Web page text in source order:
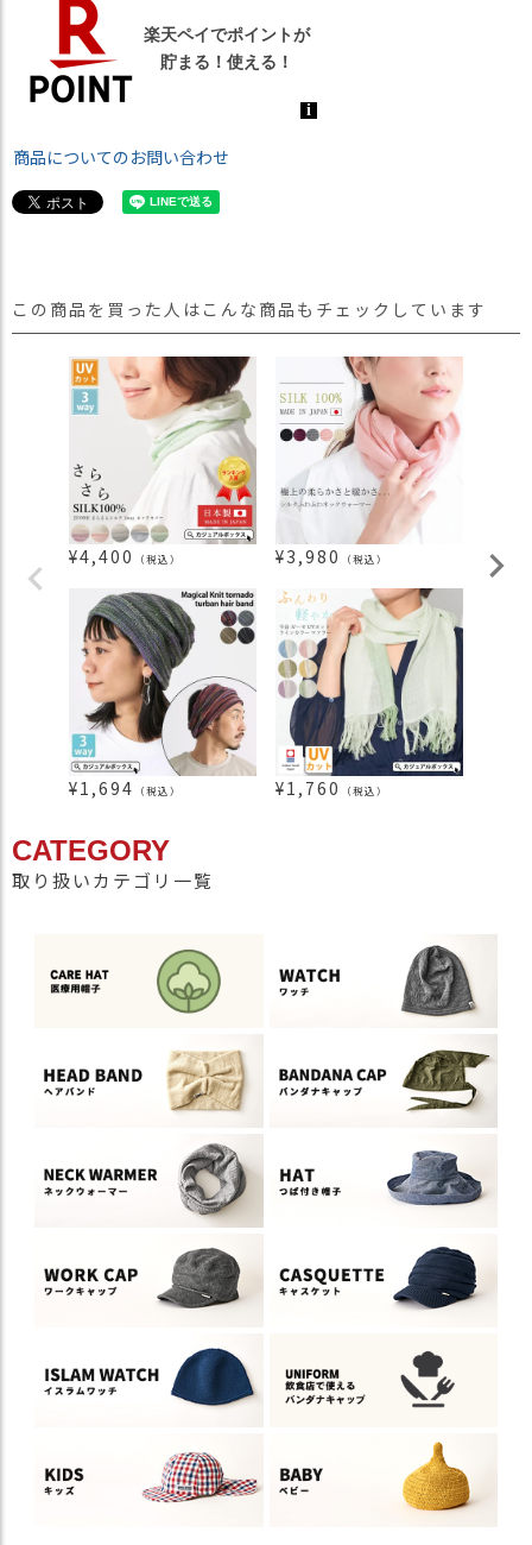
商品についてのお問い合わせ
この商品を買った人はこんな商品もチェックしています
¥4,400 （税込） ¥3,980 （税込） ¥
¥1,694 （税込） ¥1,760 （税込）
CATEGORY
取り扱いカテゴリ一覧